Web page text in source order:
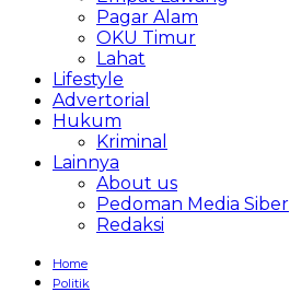
Pagar Alam
OKU Timur
Lahat
Lifestyle
Advertorial
Hukum
Kriminal
Lainnya
About us
Pedoman Media Siber
Redaksi
Home
Politik